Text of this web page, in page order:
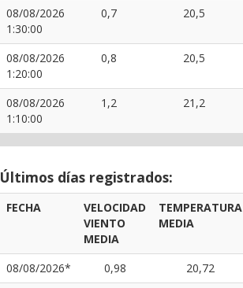
08/08/2026
1:30:00
0,7 20,5
08/08/2026
1:20:00
0,8 20,5
08/08/2026
1:10:00
1,2 21,2
Últimos días registrados:
FECHA
VELOCIDAD
VIENTO
MEDIA
TEMPERATURA
MEDIA
08/08/2026* 0,98 20,72